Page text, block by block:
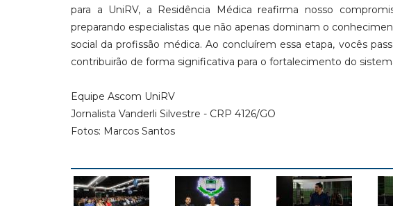
para a UniRV, a Residência Médica reafirma nosso
preparando especialistas que não apenas dominam o
social da profissão médica. Ao concluírem essa etapa, vocês
contribuirão de forma significativa para o fortalecimento do
Equipe Ascom UniRV
Jornalista Vanderli Silvestre - CRP 4126/GO
Fotos: Marcos Santos